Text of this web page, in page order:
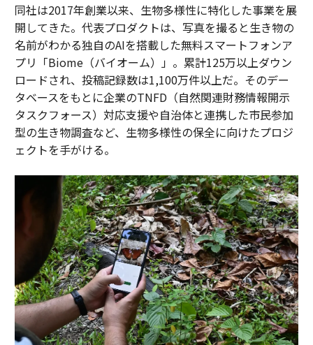
同社は2017年創業以来、生物多様性に特化した事業を展
開してきた。代表プロダクトは、写真を撮ると生き物の
名前がわかる独自のAIを搭載した無料スマートフォンア
プリ「Biome（バイオーム）」。累計125万以上ダウン
ロードされ、投稿記録数は1,100万件以上だ。そのデー
タベースをもとに企業のTNFD（自然関連財務情報開示
タスクフォース）対応支援や自治体と連携した市民参加
型の生き物調査など、生物多様性の保全に向けたプロジ
ェクトを手がける。